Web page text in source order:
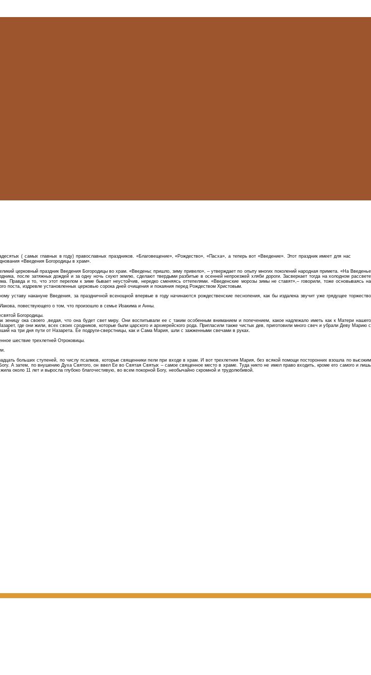
( самых главных в году) православных праздников. «Благовещение», «Рождество», «Пасха», а теперь вот «Введение». Этот праздник имеет для нас
«Введения Богородицы в храм».
церковный праздник Введения Богородицы во храм. «Введены; пришло, зиму привело», – утверждает по опыту многих поколений народная примета. «На Введенье
после затяжных дождей и за одну ночь скуют землю, сделают твердыми разбитые в осенней непроезжей хляби дороги. Засверкает тогда на холодном рассвете
и то, что этот перелом к зиме бывает неустойчив, нередко сменяясь оттепелями. «Введенские морозы зимы не ставят»,– говорили, тоже основываясь на
поста, издревле установленных церковью сорока дней очищения и покаяния перед Рождеством Христовым.
накануне Введения, за праздничной всенощной впервые в году начинаются рождественские песнопения, как бы издалека звучит уже грядущее торжество
повествующего о том, что произошло в семье Иоакима и Анны.
Богородицы.
ока своего ,ведая, что она будет свет миру. Они воспитывали ее с таким особенным вниманием и попечением, какое надлежало иметь как к Матери нашего
где они жили, всех своих сродников, которые были царского и архиерейского рода. Пригласили также чистых дев, приготовили много свеч и убрали Деву Марию с
на три дня пути от Назарета. Ее подруги-сверстницы, как и Сама Мария, шли с зажженными свечами в руках.
шествие трехлетней Отроковицы.
больших ступеней, по числу псалмов, которые священники пели при входе в храм. И вот трехлетняя Мария, без всякой помощи посторонних взошла по высоким
А затем, по внушению Духа Святого, он ввел Ее во Святая Святых – самое священное место в храме. Туда никто не имел право входить, кроме его самого и лишь
около 11 лет и выросла глубоко благочестивую, во всем покорной Богу, необычайно скромной и трудолюбивой.